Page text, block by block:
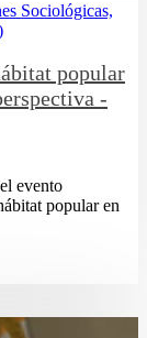
Sociológicas,
popular
-
evento
popular en